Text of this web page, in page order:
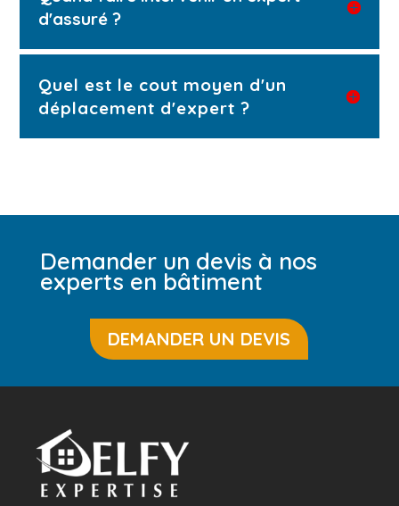
d'assuré ?
Quel est le cout moyen d'un
déplacement d'expert ?
Demander un devis à nos
experts en bâtiment
DEMANDER UN DEVIS